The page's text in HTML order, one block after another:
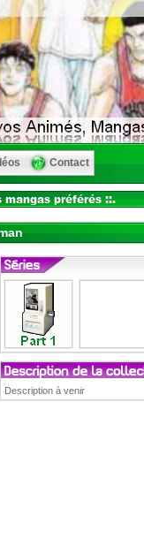
Contact
Description à venir